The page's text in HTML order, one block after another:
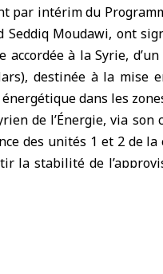
par intérim du
Seddiq Moudawi, ont
accordée à la Syrie,
destinée à la mise
énergétique dans les
de l’Énergie, via
des unités 1 et 2 de
la stabilité de